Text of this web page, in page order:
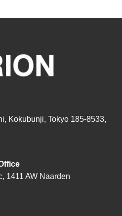
Kokubunji, Tokyo 185-8533,
1411 AW Naarden